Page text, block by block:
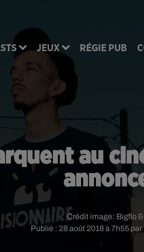
JEUX RÉGIE PUB
au
Publié : 28 août 2018 à 7h55
Crédit image: Bigflo